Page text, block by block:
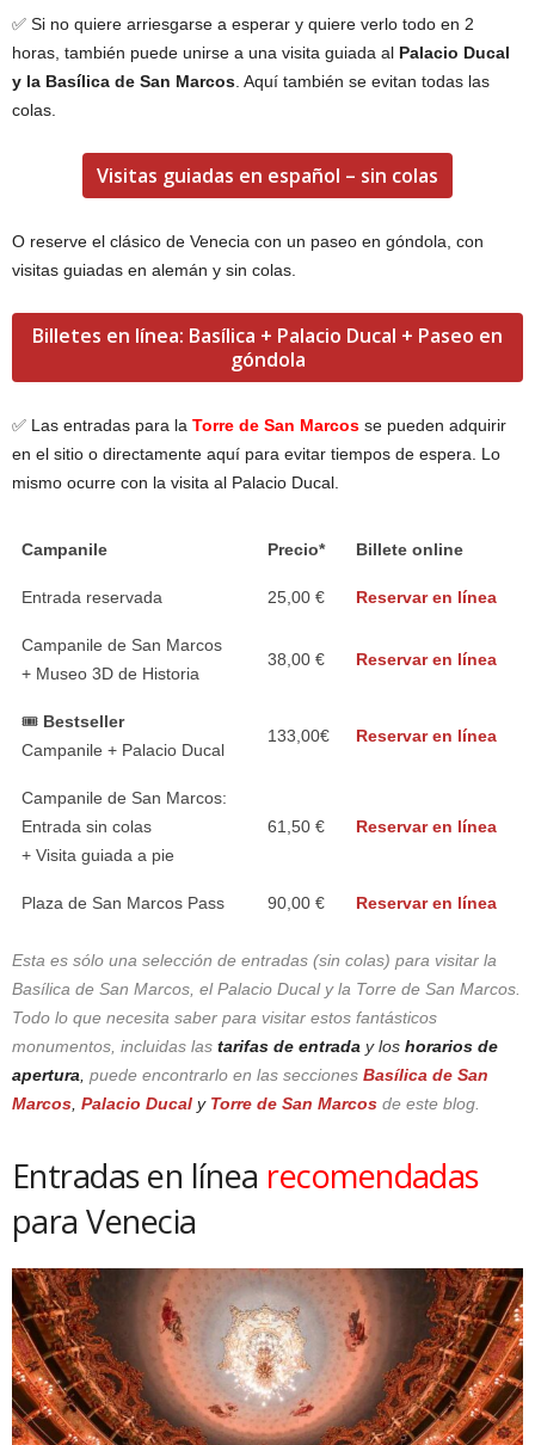
✅ Si no quiere arriesgarse a esperar y quiere verlo todo en 2
horas, también puede unirse a una visita guiada al Palacio Ducal
y la Basílica de San Marcos . Aquí también se evitan todas las
colas.
Visitas guiadas en español – sin colas
O reserve el clásico de Venecia con un paseo en góndola, con
visitas guiadas en alemán y sin colas.
Billetes en línea: Basílica + Palacio Ducal + Paseo en
góndola
✅ Las entradas para la Torre de San Marcos se pueden adquirir
en el sitio o directamente aquí para evitar tiempos de espera. Lo
mismo ocurre con la visita al Palacio Ducal.
Campanile Precio* Billete online
Entrada reservada 25,00 € Reservar en línea
Campanile de San Marcos
+ Museo 3D de Historia
38,00 € Reservar en línea
🎟️ Bestseller
Campanile + Palacio Ducal
133,00€ Reservar en línea
Campanile de San Marcos:
Entrada sin colas
+ Visita guiada a pie
61,50 € Reservar en línea
Plaza de San Marcos Pass 90,00 € Reservar en línea
Esta es sólo una selección de entradas (sin colas) para visitar la
Basílica de San Marcos, el Palacio Ducal y la Torre de San Marcos.
Todo lo que necesita saber para visitar estos fantásticos
monumentos, incluidas las tarifas de entrada y los horarios de
apertura puede encontrarlo en las secciones Basílica de San
Marcos Palacio Ducal y Torre de San Marcos de este blog.
Entradas en línea recomendadas
para Venecia